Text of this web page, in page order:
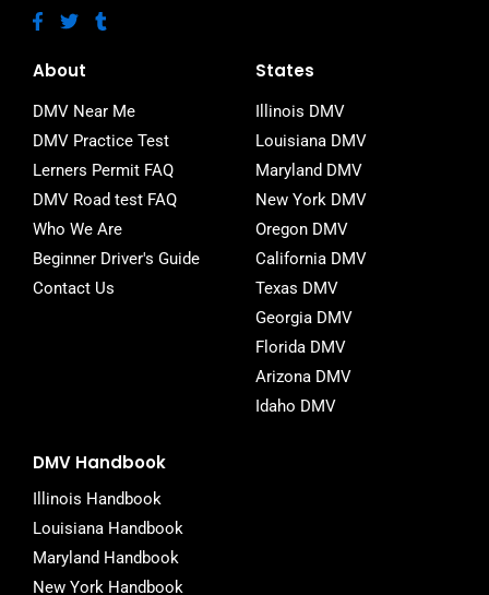
F
a
e
o
o
k
-
f
T
w
t
e
r
T
u
r
About
DMV Near Me
DMV Practice Test
Lerners Permit FAQ
DMV Road test FAQ
Who We Are
Beginner Driver's Guide
Contact Us
States
Illinois DMV
Louisiana DMV
Maryland DMV
New York DMV
Oregon DMV
California DMV
Texas DMV
Georgia DMV
Florida DMV
Arizona DMV
Idaho DMV
DMV Handbook
Illinois Handbook
Louisiana Handbook
Maryland Handbook
New York Handbook